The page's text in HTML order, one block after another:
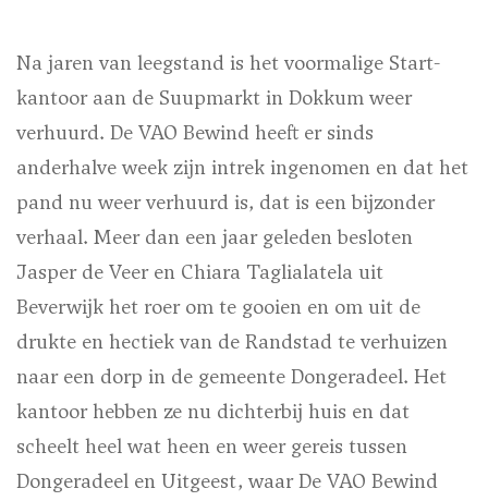
Na jaren van leegstand is het voormalige Start-
kantoor aan de Suupmarkt in Dokkum weer
verhuurd. De VAO Bewind heeft er sinds
anderhalve week zijn intrek ingenomen en dat het
pand nu weer verhuurd is, dat is een bijzonder
verhaal. Meer dan een jaar geleden besloten
Jasper de Veer en Chiara Taglialatela uit
Beverwijk het roer om te gooien en om uit de
drukte en hectiek van de Randstad te verhuizen
naar een dorp in de gemeente Dongeradeel. Het
kantoor hebben ze nu dichterbij huis en dat
scheelt heel wat heen en weer gereis tussen
Dongeradeel en Uitgeest, waar De VAO Bewind